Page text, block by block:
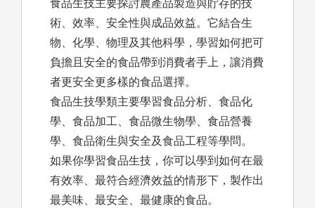
食品生技主要探討農產品製造與貯存的技
術、效率、安全性與成品效益。它結合生
物、化學、物理及其他科學，學習如何把可
負擔且安全的食品帶到消費者手上，讓消費
者更安全更多樣的食品選擇。
食品生技學類主要學習食品分析、食品化
學、食品加工、食品微生物學、食品營養
學、食品衛生與安全及食品工程等學問。
如果你學習食品生技，你可以學到如何在最
有效率、最符合經濟效益的情形下，製作出
最美味、最安全、最健康的食品。